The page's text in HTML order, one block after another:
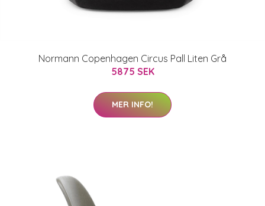
Normann Copenhagen Circus Pall Liten Grå
5875 SEK
MER INFO!